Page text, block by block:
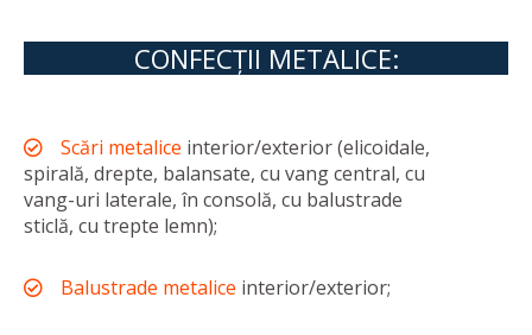
CONFECŢII METALICE:
Scări metalice interior/exterior (elicoidale,
spirală, drepte, balansate, cu vang central, cu
vang-uri laterale, în consolă, cu balustrade
sticlă, cu trepte lemn);
Balustrade metalice interior/exterior;